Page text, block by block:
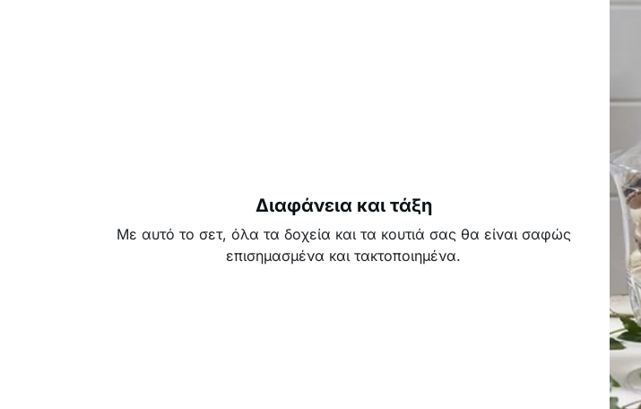
Διαφάνεια και τάξη
Με αυτό το σετ, όλα τα δοχεία και τα κουτιά σας θα είναι σαφώς
επισημασμένα και τακτοποιημένα.